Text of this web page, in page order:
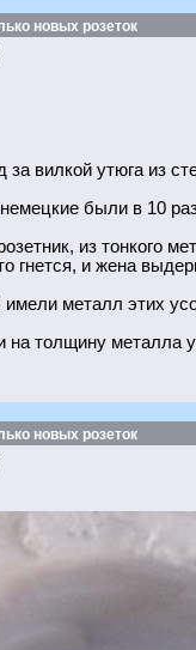
новых розеток
за вилкой утюга из
были в 10
из тонкого
гнется, и жена
металл этих
на толщину металла
новых розеток